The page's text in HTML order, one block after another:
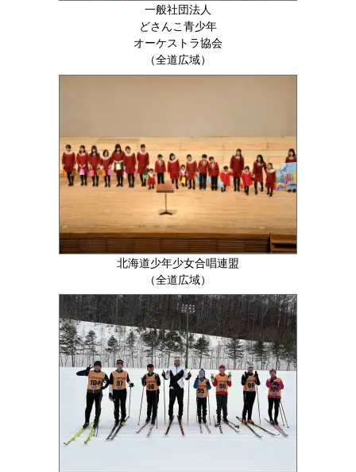
一般社団法人
どさんこ青少年
オーケストラ協会
（全道広域）
北海道少年少女合唱連盟
（全道広域）